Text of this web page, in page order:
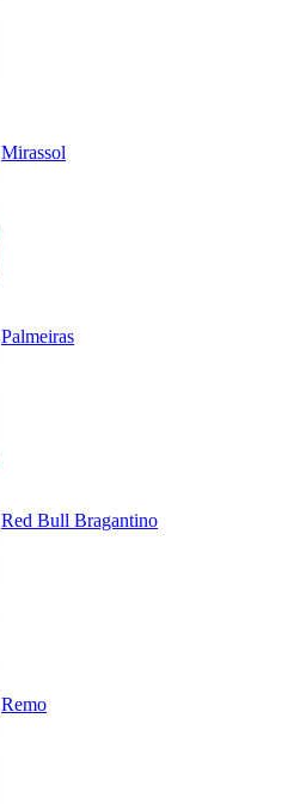
Mirassol
Palmeiras
Red Bull Bragantino
Remo